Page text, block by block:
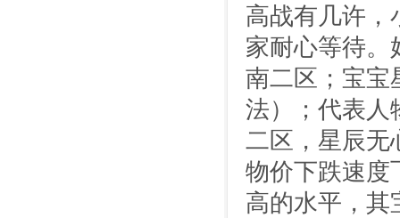
高战有几许，
家耐心等待。
南二区；宝宝
法）；代表人
二区，星辰无
物价下跌速度
高的水平，其